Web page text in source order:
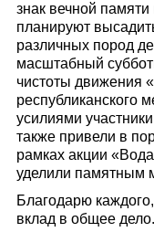
знак вечной
планируют
различных пород
масштабный
чистоты движения
республиканского
усилиями
также привели в
рамках акции
уделили памятным
Благодарю
вклад в общее